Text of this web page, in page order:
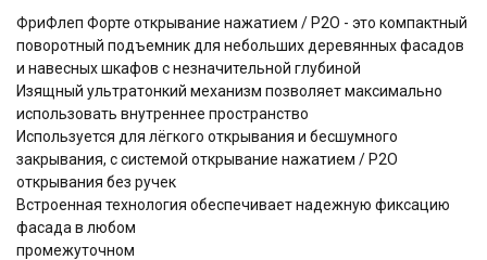
ФриФлеп Форте открывание нажатием / P2O - это компактный
поворотный подъемник для небольших деревянных фасадов
и навесных шкафов с незначительной глубиной
Изящный ультратонкий механизм позволяет максимально
использовать внутреннее пространство
Используется для лёгкого открывания и бесшумного
закрывания, с системой открывание нажатием / P2O
открывания без ручек
Встроенная технология обеспечивает надежную фиксацию
фасада в любом
промежуточном